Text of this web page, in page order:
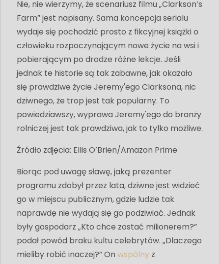
Nie, nie wierzymy, że scenariusz filmu „Clarkson’s
Farm” jest napisany. Sama koncepcja serialu
wydaje się pochodzić prosto z fikcyjnej książki o
człowieku rozpoczynającym nowe życie na wsi i
pobierającym po drodze różne lekcje. Jeśli
jednak te historie są tak zabawne, jak okazało
się prawdziwe życie Jeremy'ego Clarksona, nic
dziwnego, że trop jest tak popularny. To
powiedziawszy, wyprawa Jeremy'ego do branży
rolniczej jest tak prawdziwa, jak to tylko możliwe.
Źródło zdjęcia: Ellis O’Brien/Amazon Prime
Biorąc pod uwagę sławę, jaką prezenter
programu zdobył przez lata, dziwne jest widzieć
go w miejscu publicznym, gdzie ludzie tak
naprawdę nie wydają się go podziwiać. Jednak
były gospodarz „Kto chce zostać milionerem?”
podał powód braku kultu celebrytów. „Dlaczego
mieliby robić inaczej?” On wspólny z